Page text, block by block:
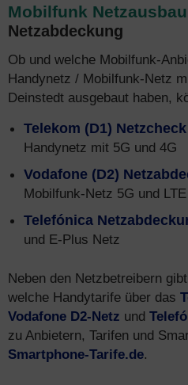
Mobilfunk Netzausbau
Netzabdeckung
Ob und welche Mobilfunk-
Handynetz / Mobilfunk-Netz
Deinstedt ausgebaut haben,
Telekom (D1)
Handynetz mit 5G und 4G
Vodafone (D2)
Mobilfunk-Netz 5G und LTE
Telefónica
und E-Plus Netz
Neben den Netzbetreibern
welche Handytarife über das
Vodafone D2-Netz und
zu Anbietern, Tarifen und
Smartphone-Tarife.de.